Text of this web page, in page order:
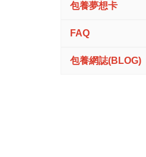
包養夢想卡
FAQ
包養網誌(BLOG)